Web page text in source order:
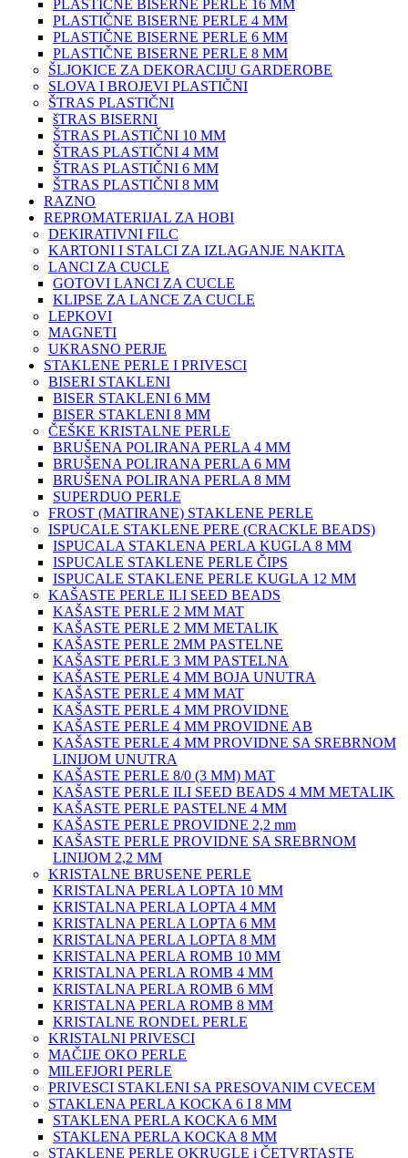
PLASTIČNE BISERNE PERLE 16 MM
PLASTIČNE BISERNE PERLE 4 MM
PLASTIČNE BISERNE PERLE 6 MM
PLASTIČNE BISERNE PERLE 8 MM
ŠLJOKICE ZA DEKORACIJU GARDEROBE
SLOVA I BROJEVI PLASTIČNI
ŠTRAS PLASTIČNI
šTRAS BISERNI
ŠTRAS PLASTIČNI 10 MM
ŠTRAS PLASTIČNI 4 MM
ŠTRAS PLASTIČNI 6 MM
ŠTRAS PLASTIČNI 8 MM
RAZNO
REPROMATERIJAL ZA HOBI
DEKIRATIVNI FILC
KARTONI I STALCI ZA IZLAGANJE NAKITA
LANCI ZA CUCLE
GOTOVI LANCI ZA CUCLE
KLIPSE ZA LANCE ZA CUCLE
LEPKOVI
MAGNETI
UKRASNO PERJE
STAKLENE PERLE I PRIVESCI
BISERI STAKLENI
BISER STAKLENI 6 MM
BISER STAKLENI 8 MM
ČEŠKE KRISTALNE PERLE
BRUŠENA POLIRANA PERLA 4 MM
BRUŠENA POLIRANA PERLA 6 MM
BRUŠENA POLIRANA PERLA 8 MM
SUPERDUO PERLE
FROST (MATIRANE) STAKLENE PERLE
ISPUCALE STAKLENE PERE (CRACKLE BEADS)
ISPUCALA STAKLENA PERLA KUGLA 8 MM
ISPUCALE STAKLENE PERLE ČIPS
ISPUCALE STAKLENE PERLE KUGLA 12 MM
KAŠASTE PERLE ILI SEED BEADS
KAŠASTE PERLE 2 MM MAT
KAŠASTE PERLE 2 MM METALIK
KAŠASTE PERLE 2MM PASTELNE
KAŠASTE PERLE 3 MM PASTELNA
KAŠASTE PERLE 4 MM BOJA UNUTRA
KAŠASTE PERLE 4 MM MAT
KAŠASTE PERLE 4 MM PROVIDNE
KAŠASTE PERLE 4 MM PROVIDNE AB
KAŠASTE PERLE 4 MM PROVIDNE SA SREBRNOM
LINIJOM UNUTRA
KAŠASTE PERLE 8/0 (3 MM) MAT
KAŠASTE PERLE ILI SEED BEADS 4 MM METALIK
KAŠASTE PERLE PASTELNE 4 MM
KAŠASTE PERLE PROVIDNE 2,2 mm
KAŠASTE PERLE PROVIDNE SA SREBRNOM
LINIJOM 2,2 MM
KRISTALNE BRUSENE PERLE
KRISTALNA PERLA LOPTA 10 MM
KRISTALNA PERLA LOPTA 4 MM
KRISTALNA PERLA LOPTA 6 MM
KRISTALNA PERLA LOPTA 8 MM
KRISTALNA PERLA ROMB 10 MM
KRISTALNA PERLA ROMB 4 MM
KRISTALNA PERLA ROMB 6 MM
KRISTALNA PERLA ROMB 8 MM
KRISTALNE RONDEL PERLE
KRISTALNI PRIVESCI
MAČIJE OKO PERLE
MILEFJORI PERLE
PRIVESCI STAKLENI SA PRESOVANIM CVECEM
STAKLENA PERLA KOCKA 6 I 8 MM
STAKLENA PERLA KOCKA 6 MM
STAKLENA PERLA KOCKA 8 MM
STAKLENE PERLE OKRUGLE i ČETVRTASTE